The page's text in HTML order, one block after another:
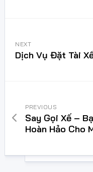
NEXT
Dịch Vụ Đặt Tài
PREVIOUS
Say Gọi Xế –
Hoàn Hảo Cho